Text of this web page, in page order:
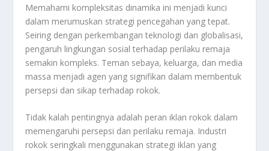
Memahami kompleksitas dinamika ini menjadi kunci
dalam merumuskan strategi pencegahan yang tepat.
Seiring dengan perkembangan teknologi dan globalisasi,
pengaruh lingkungan sosial terhadap perilaku remaja
semakin kompleks. Teman sebaya, keluarga, dan media
massa menjadi agen yang signifikan dalam membentuk
persepsi dan sikap terhadap rokok.
Tidak kalah pentingnya adalah peran iklan rokok dalam
memengaruhi persepsi dan perilaku remaja. Industri
rokok seringkali menggunakan strategi iklan yang